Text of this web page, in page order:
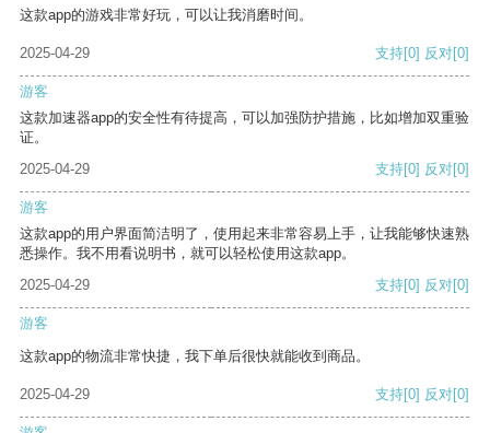
这款app的游戏非常好玩，可以让我消磨时间。
2025-04-29 支持[0] 反对[0]
游客
这款加速器app的安全性有待提高，可以加强防护措施，比如增加双重验
证。
2025-04-29
支持[0] 反对[0]
游客
这款app的用户界面简洁明了，使用起来非常容易上手，让我能够快速熟
悉操作。我不用看说明书，就可以轻松使用这款app。
2025-04-29
支持[0] 反对[0]
游客
这款app的物流非常快捷，我下单后很快就能收到商品。
2025-04-29 支持[0] 反对[0]